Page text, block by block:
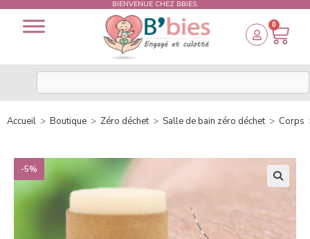
BIENVENUE CHEZ BBIES.
0
Accueil > Boutique > Zéro déchet > Salle de bain zéro déchet > Corps
-5%